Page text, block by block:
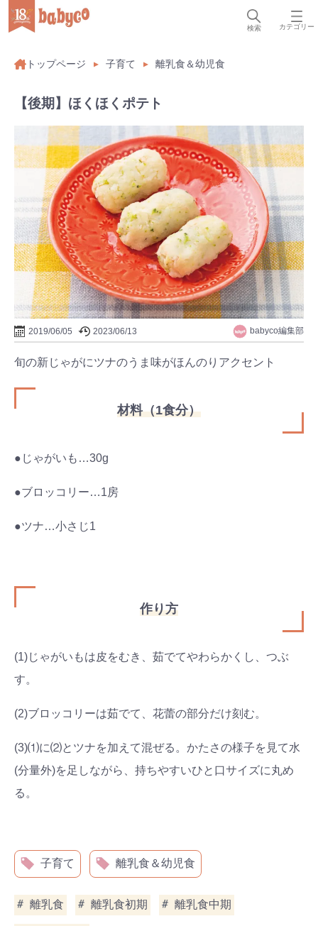
検索 カテゴリー
トップページ 子育て 離乳食＆幼児食
【後期】ほくほくポテト
2019/06/05 2023/06/13 babyco編集部
旬の新じゃがにツナのうま味がほんのりアクセント
材料（1食分）
●じゃがいも…30g
●ブロッコリー…1房
●ツナ…小さじ1
作り方
(1)じゃがいもは皮をむき、茹でてやわらかくし、つぶ
す。
(2)ブロッコリーは茹でて、花蕾の部分だけ刻む。
(3)⑴に⑵とツナを加えて混ぜる。かたさの様子を見て水
(分量外)を足しながら、持ちやすいひと口サイズに丸め
る。
子育て 離乳食＆幼児食
離乳食 離乳食初期 離乳食中期